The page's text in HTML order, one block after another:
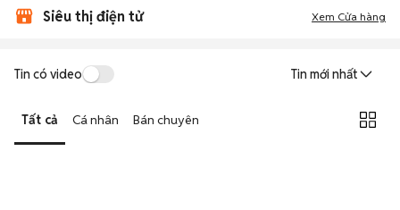
Siêu thị điện tử Xem Cửa hàng
Tin có video Tin mới nhất
Tất cả Cá nhân Bán chuyên